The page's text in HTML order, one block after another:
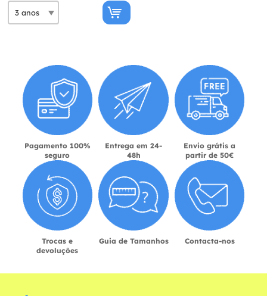
Pagamento 100%
seguro
Entrega em 24-
48h
Envio grátis a
partir de 50€
Trocas e
devoluções
Guia de Tamanhos Contacta-nos